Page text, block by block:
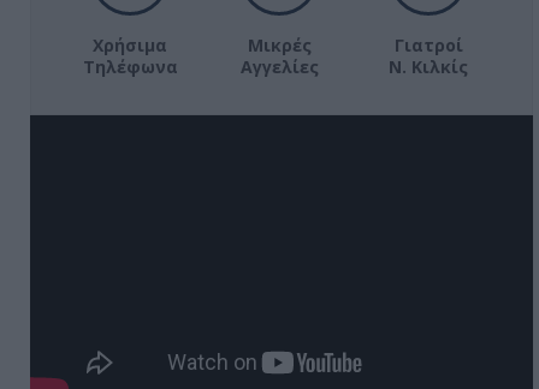
Χρήσιμα
Τηλέφωνα
Μικρές
Αγγελίες
Γιατροί
Ν. Κιλκίς